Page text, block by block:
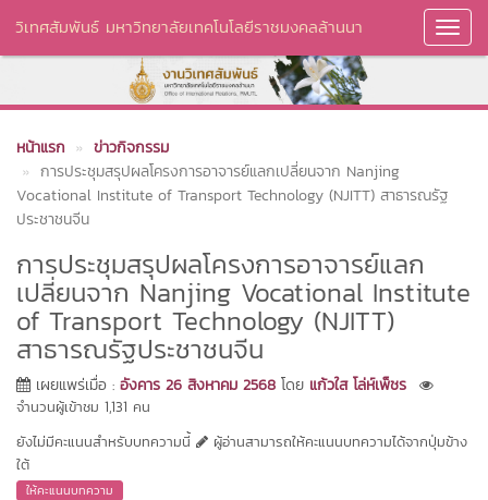
วิเทศสัมพันธ์ มหาวิทยาลัยเทคโนโลยีราชมงคลล้านนา
หน้าแรก
ข่าวกิจกรรม
การประชุมสรุปผลโครงการอาจารย์แลกเปลี่ยนจาก Nanjing
Vocational Institute of Transport Technology (NJITT) สาธารณรัฐ
ประชาชนจีน
การประชุมสรุปผลโครงการอาจารย์แลก
เปลี่ยนจาก Nanjing Vocational Institute
of Transport Technology (NJITT)
สาธารณรัฐประชาชนจีน
เผยแพร่เมื่อ : อังคาร 26 สิงหาคม 2568 โดย แก้วใส โล่ห์เพ็ชร
จำนวนผู้เข้าชม 1,131 คน
ยังไม่มีคะแนนสำหรับบทความนี้
ผู้อ่านสามารถให้คะแนนบทความได้จากปุ่มข้าง
ใต้
ให้คะแนนบทความ